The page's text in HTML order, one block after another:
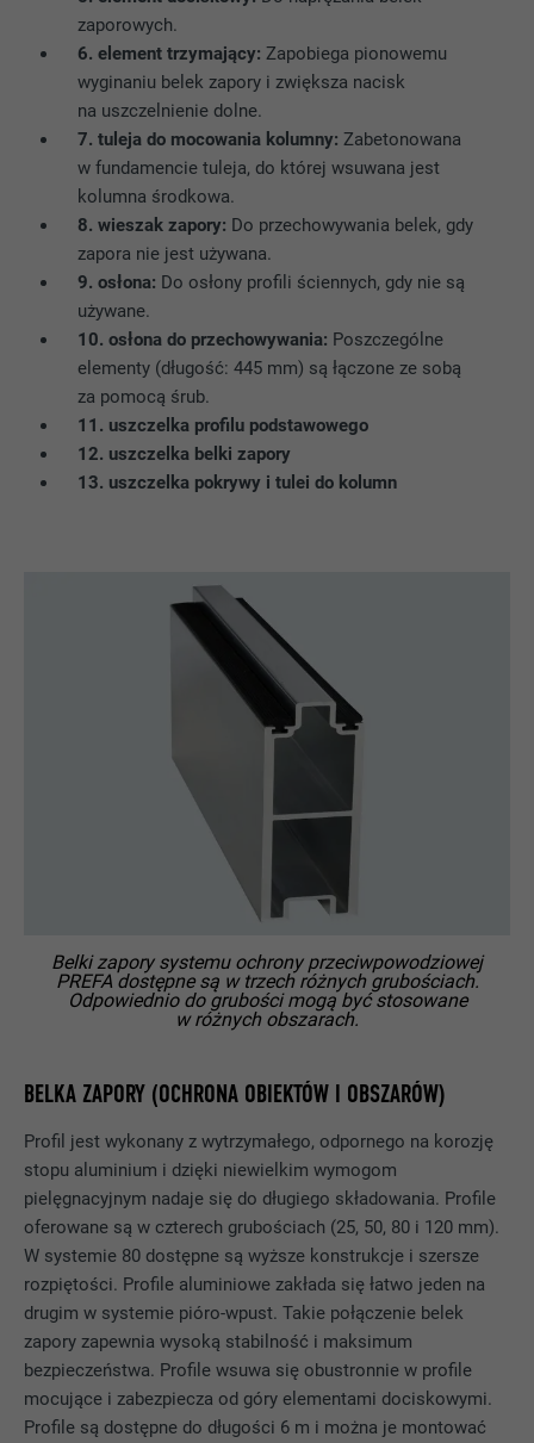
zaporowych.
6. element trzymający: Zapobiega pionowemu
wyginaniu belek zapory i zwiększa nacisk
na uszczelnienie dolne.
7. tuleja do mocowania kolumny: Zabetonowana
w fundamencie tuleja, do której wsuwana jest
kolumna środkowa.
8. wieszak zapory: Do przechowywania belek, gdy
zapora nie jest używana.
9. osłona: Do osłony profili ściennych, gdy nie są
używane.
10. osłona do przechowywania: Poszczególne
elementy (długość: 445 mm) są łączone ze sobą
za pomocą śrub.
11. uszczelka profilu podstawowego
12. uszczelka belki zapory
13. uszczelka pokrywy i tulei do kolumn
BELKA ZAPORY (OCHRONA OBIEKTÓW I OBSZARÓW)
Profil jest wykonany z wytrzymałego, odpornego na korozję
stopu aluminium i dzięki niewielkim wymogom
pielęgnacyjnym nadaje się do długiego składowania. Profile
oferowane są w czterech grubościach (25, 50, 80 i 120 mm).
W systemie 80 dostępne są wyższe konstrukcje i szersze
rozpiętości. Profile aluminiowe zakłada się łatwo jeden na
drugim w systemie pióro-wpust. Takie połączenie belek
zapory zapewnia wysoką stabilność i maksimum
bezpieczeństwa. Profile wsuwa się obustronnie w profile
mocujące i zabezpiecza od góry elementami dociskowymi.
Profile są dostępne do długości 6 m i można je montować
Belki zapory systemu ochrony przeciwpowodziowej
PREFA dostępne są w trzech różnych grubościach.
Odpowiednio do grubości mogą być stosowane
w różnych obszarach.
NAZWA IDE
DOSTAWCA doubleclick.net
PROCEDURA 1 rok
CEL
Stosowany przez Google DoubleClick do
rejestrowania działań użytkownika w
witrynie według ogłoszenia lub kliknięcia
jednego z ogłoszeń dostawcy oraz do
dla użytkownika.
NAZWA _pin_unauth
DOSTAWCA Pinterest
Stosowany przez Pinterest do
obserwowania korzystania z usług.
1 miesiąc
Plik cookie stosowany do identyfikowania
poszczególnych urządzeń klienckich ze
wspólnym adresem IP oraz do
bezpieczeństwa na bazie urządzeń
klienckich.
PROCEDURA 3 miesiące
CEL Identyfikacyjny plik cookie przeglądarki
NAZWA li_sugr
DOSTAWCA LinkedIn
PROCEDURA 3 miesiące